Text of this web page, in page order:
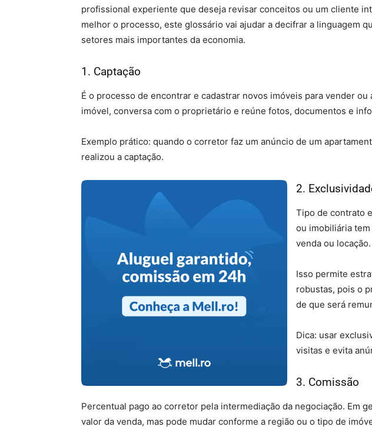
profissional experiente que deseja revisar conceitos ou um cliente
melhor o processo, este glossário vai ajudar a decifrar a linguagem
setores mais importantes da economia.
1. Captação
É o processo de encontrar e cadastrar novos imóveis para vender ou
imóvel, conversa com o proprietário e reúne fotos, documentos e
Exemplo prático: quando o corretor faz um anúncio de um
realizou a captação.
2.
Tipo de contrato
ou imobiliária
venda ou locação.
Isso permite
robustas, pois o
de que será
Dica: usar
visitas e evita
3. Comissão
Percentual pago ao corretor pela intermediação da negociação. Em
valor da venda, mas pode mudar conforme a região ou o tipo de